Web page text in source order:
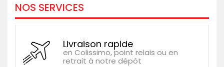
NOS SERVICES
Livraison rapide
en Colissimo, point relais ou en
retrait à notre dépôt